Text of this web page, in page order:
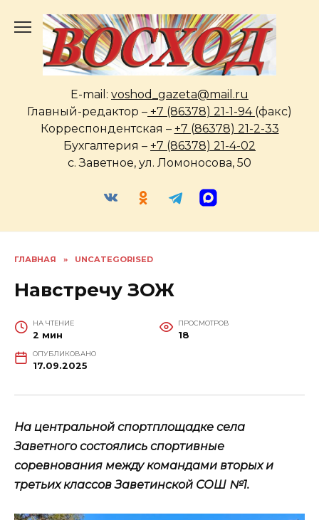
содержанию
E-mail: voshod_gazeta@mail.ru
Главный-редактор – +7 (86378) 21-1-94 (факс)
Корреспондентская – +7 (86378) 21-2-33
Бухгалтерия – +7 (86378) 21-4-02
с. Заветное, ул. Ломоносова, 50
ГЛАВНАЯ » UNCATEGORISED
Навстречу ЗОЖ
НА ЧТЕНИЕ
2 мин
ПРОСМОТРОВ
18
ОПУБЛИКОВАНО
17.09.2025
На центральной спортплощадке села
Заветного состоялись спортивные
соревнования между командами вторых и
третьих классов Заветинской СОШ №1.